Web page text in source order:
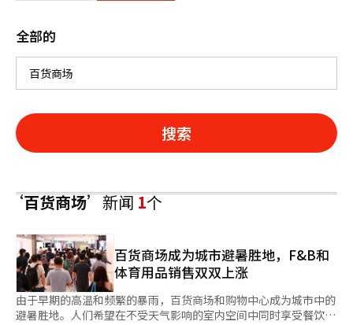
全部的
搜索
‘百货商场’新闻1个
百货商场成为城市避暑胜地，F&B和
体育用品销售双双上涨
由于早期的高温和频繁的暴雨，百货商场和购物中心成为城市中的
避暑胜地。人们希望在不受天气影响的室内空间中同时享受餐饮、